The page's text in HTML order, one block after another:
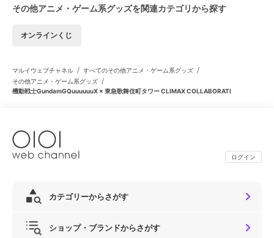
その他アニメ・ゲーム系グッズを関連カテゴリから探す
オンラインくじ
マルイウェブチャネル / すべてのその他アニメ・ゲーム系グッズ /
その他アニメ・ゲーム系グッズ /
機動戦士GundamGQuuuuuuX × 東急歌舞伎町タワー CLIMAX COLLABORATI
ログイン
カテゴリーからさがす
ショップ・ブランドからさがす